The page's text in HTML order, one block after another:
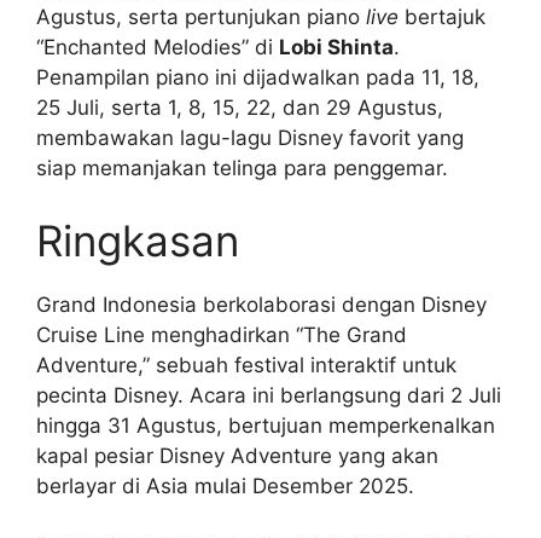
Agustus, serta pertunjukan piano live bertajuk
“Enchanted Melodies” di Lobi Shinta.
Penampilan piano ini dijadwalkan pada 11, 18,
25 Juli, serta 1, 8, 15, 22, dan 29 Agustus,
membawakan lagu-lagu Disney favorit yang
siap memanjakan telinga para penggemar.
Ringkasan
Grand Indonesia berkolaborasi dengan Disney
Cruise Line menghadirkan “The Grand
Adventure,” sebuah festival interaktif untuk
pecinta Disney. Acara ini berlangsung dari 2 Juli
hingga 31 Agustus, bertujuan memperkenalkan
kapal pesiar Disney Adventure yang akan
berlayar di Asia mulai Desember 2025.